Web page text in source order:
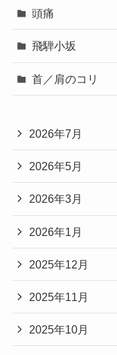
頭痛
飛騨小坂
首／肩のコリ
2026年7月
2026年5月
2026年3月
2026年1月
2025年12月
2025年11月
2025年10月